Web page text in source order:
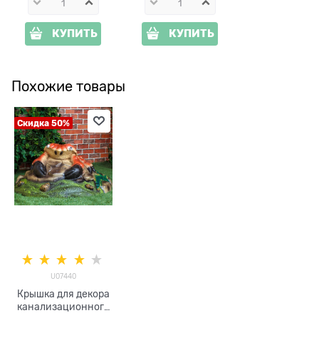
КУПИТЬ КУПИТЬ
Похожие товары
Скидка 50%
U07440
Крышка для декора
канализационного